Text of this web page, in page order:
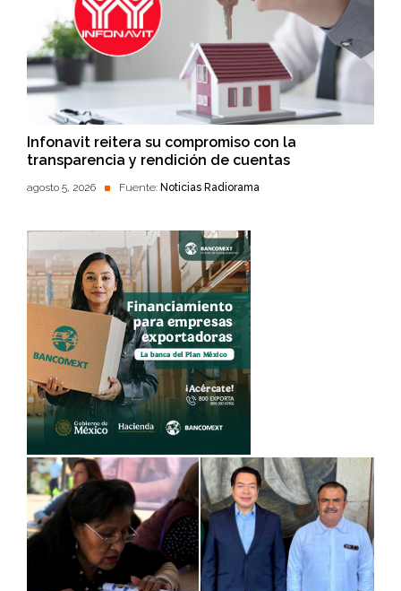
Infonavit reitera su compromiso con la
transparencia y rendición de cuentas
agosto 5, 2026 Fuente: Noticias Radiorama